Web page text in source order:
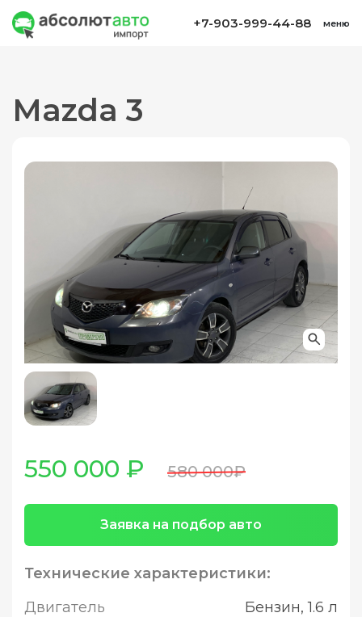
+7-903-999-44-88 меню
Mazda 3
550 000 ₽ 580 000₽
Заявка на подбор авто
Технические характеристики:
Двигатель
Бензин, 1.6 л